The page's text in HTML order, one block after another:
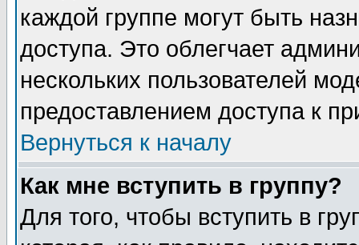
каждой группе могут быть
доступа. Это облегчает
нескольких пользователей
предоставлением доступа к
Вернуться к началу
Как мне вступить в группу?
Для того, чтобы вступить в